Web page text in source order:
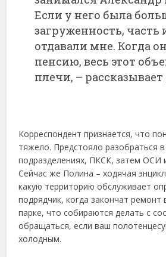
Если у него была
загруженность,
отдавали мне. Когда
пенсию, весь этот
плечи, –
Корреспондент признается, что
тяжело. Предстояло разобраться
подразделениях, ПКСК, затем ОСИ
Сейчас же Полина – ходячая
какую территорию обслуживает
подрядчик, когда закончат
парке, что собираются делать с
обращаться, если ваш
холодным.